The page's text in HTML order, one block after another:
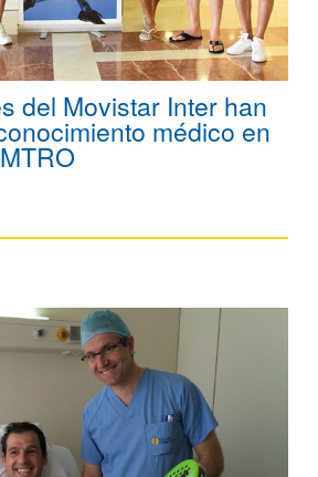
del Movistar Inter han
médico en